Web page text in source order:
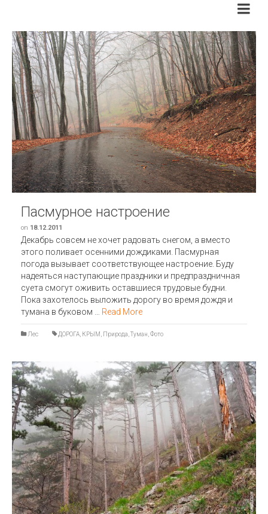
Пасмурное настроение
on 18.12.2011
Декабрь совсем не хочет радовать снегом, а вместо
этого поливает осенними дождиками. Пасмурная
погода вызывает соответствующее настроение. Буду
надеяться наступающие праздники и предпраздничная
суета смогут оживить оставшиеся трудовые будни.
Пока захотелось выложить дорогу во время дождя и
тумана в буковом … Read More
Лес ДОРОГА КРЫМ Природа Туман Фото